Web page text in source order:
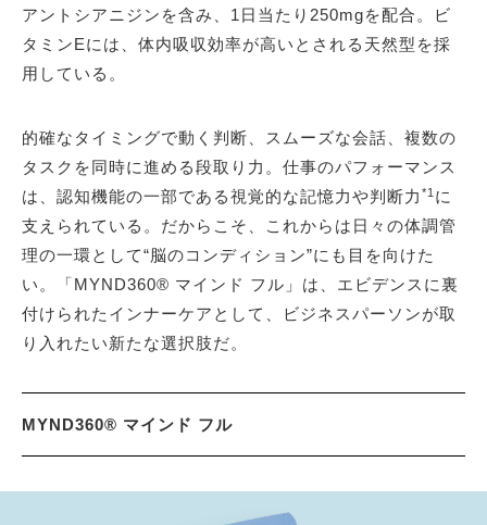
アントシアニジンを含み、1日当たり250mgを配合。ビ
タミンEには、体内吸収効率が高いとされる天然型を採
用している。
的確なタイミングで動く判断、スムーズな会話、複数の
タスクを同時に進める段取り力。仕事のパフォーマンス
は、認知機能の一部である視覚的な記憶力や判断力 *1 に
支えられている。だからこそ、これからは日々の体調管
理の一環として“脳のコンディション”にも目を向けた
い。「MYND360® マインド フル」は、エビデンスに裏
付けられたインナーケアとして、ビジネスパーソンが取
り入れたい新たな選択肢だ。
MYND360® マインド フル